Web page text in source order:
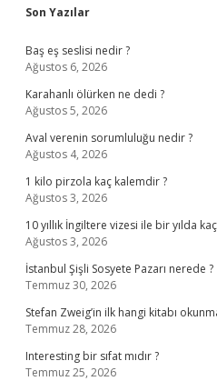
Sidebar
Son Yazılar
Baş eş seslisi nedir ?
Ağustos 6, 2026
Karahanlı ölürken ne dedi ?
Ağustos 5, 2026
Aval verenin sorumluluğu nedir ?
Ağustos 4, 2026
1 kilo pirzola kaç kalemdir ?
Ağustos 3, 2026
10 yıllık İngiltere vizesi ile bir yılda kaç
Ağustos 3, 2026
İstanbul Şişli Sosyete Pazarı nerede ?
Temmuz 30, 2026
Stefan Zweig’in ilk hangi kitabı
Temmuz 28, 2026
Interesting bir sıfat mıdır ?
Temmuz 25, 2026